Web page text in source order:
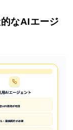
なAIエージ